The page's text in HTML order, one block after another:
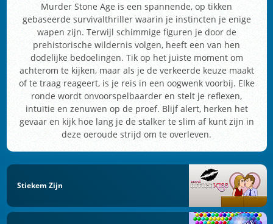
Murder Stone Age is een spannende, op tikken
gebaseerde survivalthriller waarin je instincten je enige
wapen zijn. Terwijl schimmige figuren je door de
prehistorische wildernis volgen, heeft een van hen
dodelijke bedoelingen. Tik op het juiste moment om
achterom te kijken, maar als je de verkeerde keuze maakt
of te traag reageert, is je reis in een oogwenk voorbij. Elke
ronde wordt onvoorspelbaarder en stelt je reflexen,
intuïtie en zenuwen op de proef. Blijf alert, herken het
gevaar en kijk hoe lang je de stalker te slim af kunt zijn in
deze oeroude strijd om te overleven.
Stiekem Zijn